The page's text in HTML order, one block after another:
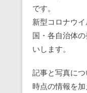
です。
新型コロナウ
国・各自治体
いします。
記事と写真に
時点の情報を